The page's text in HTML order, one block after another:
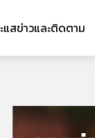
แสข่าวและติดตาม